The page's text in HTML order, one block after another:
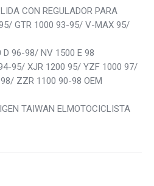
CON REGULADOR PARA
GTR 1000 93-95/ V-MAX 95/
96-98/ NV 1500 E 98
95/ XJR 1200 95/ YZF 1000 97/
ZZR 1100 90-98 OEM
TAIWAN ELMOTOCICLISTA